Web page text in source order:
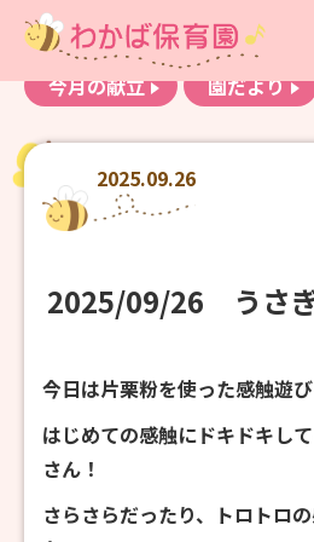
お知らせ
わかばアルバム
今月の献立
園だより
2025.09.26
2025/09/26 うさ
今日は片栗粉を使った感触遊び
はじめての感触にドキドキし
さん！
さらさらだったり、トロトロ